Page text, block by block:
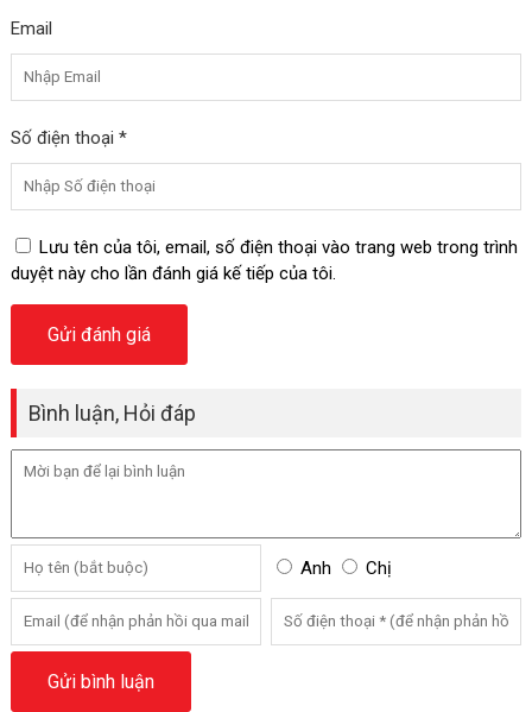
Email
Số điện thoại *
Lưu tên của tôi, email, số điện thoại vào trang web trong trình
duyệt này cho lần đánh giá kế tiếp của tôi.
Bình luận, Hỏi đáp
Anh Chị